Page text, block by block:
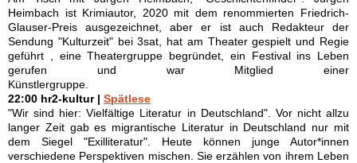
Heimbach ist Krimiautor, 2020 mit dem renommierten Friedrich-
Glauser-Preis ausgezeichnet, aber er ist auch Redakteur der
Sendung "Kulturzeit" bei 3sat, hat am Theater gespielt und Regie
geführt , eine Theatergruppe begründet, ein Festival ins Leben
gerufen und war Mitglied einer
Künstlergruppe.
22:00 hr2-kultur | Spätlese
"Wir sind hier: Vielfältige Literatur in Deutschland". Vor nicht allzu
langer Zeit gab es migrantische Literatur in Deutschland nur mit
dem Siegel "Exilliteratur". Heute können junge Autor*innen
verschiedene Perspektiven mischen. Sie erzählen von ihrem Leben